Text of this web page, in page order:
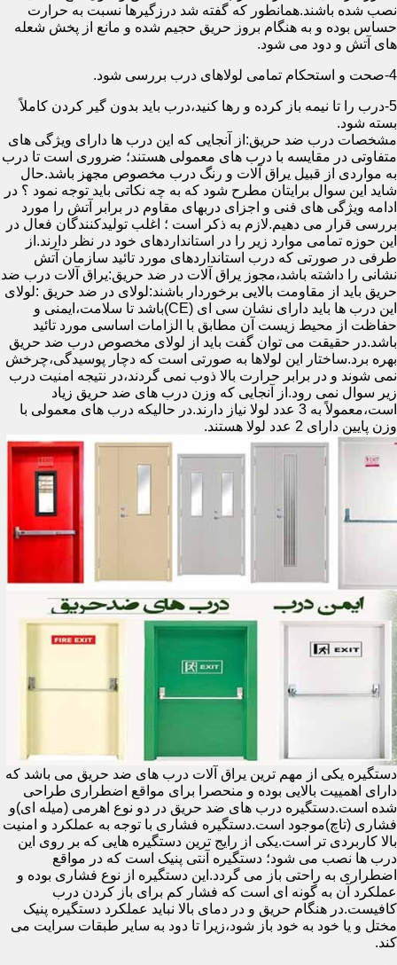
نصب شده باشند.همانطور که گفته شد درزگیرها نسبت به حرارت
حساس بوده و به هنگام بروز حریق حجیم شده و مانع از پخش شعله
های آتش و دود می شود.
4-صحت و استحکام تمامی لولاهای درب بررسی شود.
5-درب را تا نیمه باز کرده و رها کنید،درب باید بدون گیر کردن کاملاً
بسته شود.
مشخصات درب ضد حریق:از آنجایی که این درب ها دارای ویژگی های
متفاوتی در مقایسه با درب های معمولی هستند؛ ضروری است تا درب
به مواردی از قبیل یراق آلات و رنگ درب مخصوص مجهز باشد.حال
شاید این سوال برایتان مطرح شود که به چه نکاتی باید توجه نمود ؟ در
ادامه ویژگی های فنی و اجزای دربهای مقاوم در برابر آتش را مورد
بررسی قرار می دهیم.لازم به ذکر است ؛ اغلب تولیدکنندگان فعال در
این حوزه تمامی موارد زیر را در استانداردهای خود در نظر دارند.از
طرفی در صورتی که درب استانداردهای مورد تائید سازمان آتش
نشانی را داشته باشد،مجوز یراق آلات در ضد حریق:یراق آلات درب ضد
حریق باید از مقاومت بالایی برخوردار باشند:لولای در ضد حریق :لولای
این درب ها باید دارای نشان سی ای (CE)باشد تا سلامت،ایمنی و
حفاظت از محیط زیست آن مطابق با الزامات اساسی مورد تائید
باشد.در حقیقت می توان گفت باید از لولای مخصوص درب ضد حریق
بهره برد.ساختار این لولاها به صورتی است که دچار پوسیدگی،چرخش
نمی شوند و در برابر حرارت بالا ذوب نمی گردند،در نتیجه امنیت درب
زیر سوال نمی رود.از آنجایی که وزن درب های ضد حریق زیاد
است،معمولاً به 3 عدد لولا نیاز دارند.در حالیکه درب های معمولی با
وزن پایین دارای 2 عدد لولا هستند.
دستگیره یکی از مهم ترین یراق آلات درب های ضد حریق می باشد که
دارای اهمییت بالایی بوده و منحصرا برای مواقع اضطراری طراحی
شده است.دستگیره درب های ضد حریق در دو نوع اهرمی (میله ای)و
فشاری (تاچ)موجود است.دستگیره فشاری با توجه به عملکرد و امنیت
بالا کاربردی تر است.یکی از رایج ترین دستگیره هایی که بر روی این
درب ها نصب می شود؛ دستگیره آنتی پنیک است که در مواقع
اضطراری به راحتی باز می گردد.این دستگیره از نوع فشاری بوده و
عملکرد آن به گونه ای است که فشار کم برای باز کردن درب
کافیست.در هنگام حریق و در دمای بالا نباید عملکرد دستگیره پنیک
مختل و یا خود به خود باز شود،زیرا تا دود به سایر طبقات سرایت می
کند.